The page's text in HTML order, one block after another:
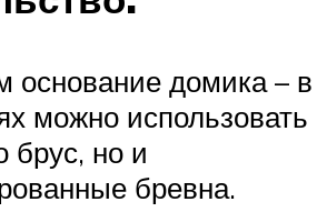
основание домика – в
можно использовать
брус, но и
бревна.